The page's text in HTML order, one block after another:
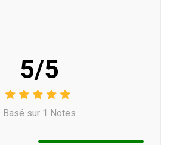
5/5
Basé sur 1 Notes